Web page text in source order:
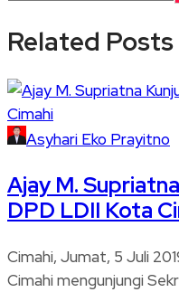
Related Posts
Asyhari Eko Prayitno
Ajay M.
DPD LDII Kota
Cimahi, Jumat, 5 Juli
Cimahi mengunjungi